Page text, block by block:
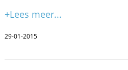
+Lees meer...
29-01-2015